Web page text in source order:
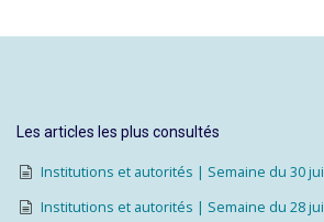
Les articles les plus consultés
Institutions et autorités | Semaine du 30
Institutions et autorités | Semaine du 28